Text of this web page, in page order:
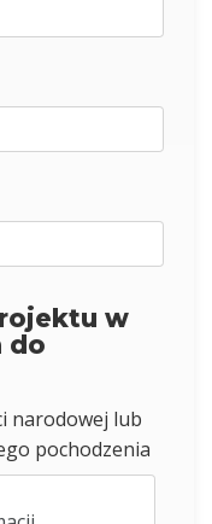
w
do
narodowej lub
pochodzenia